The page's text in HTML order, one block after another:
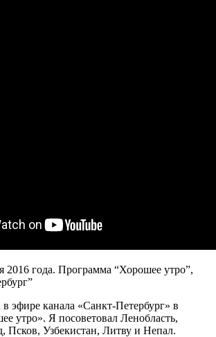
2016 года. Программа “Хорошее утро”,
в эфире канала «Санкт-Петербург» в
утро». Я посоветовал Ленобласть,
Псков, Узбекистан, Литву и Непал.